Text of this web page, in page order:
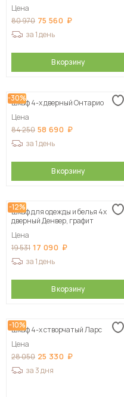
Цена
80 970 75 560
за 1 день
В корзину
-30%
Шкаф 4-х дверный Онтарио
Цена
84 250 58 690
за 1 день
В корзину
-12%
Шкаф для одежды и белья 4х
дверный Денвер, графит
Цена
19 531 17 090
за 1 день
В корзину
-10%
Шкаф 4-х створчатый Ларс
Цена
28 050 25 330
за 3 дня